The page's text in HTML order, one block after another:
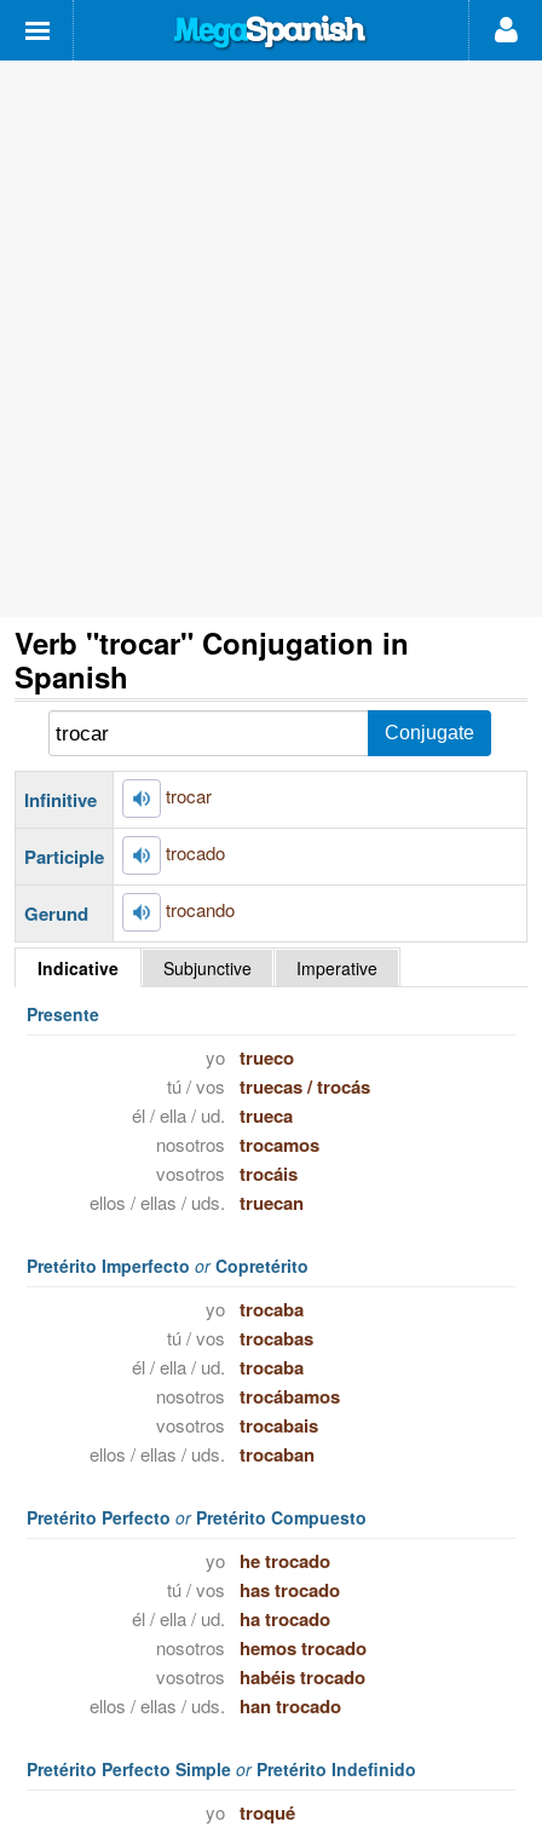
Verb "trocar" Conjugation in
Spanish
Infinitive trocar
Participle trocado
Gerund trocando
Indicative Subjunctive
Imperative
Presente
yo trueco
tú / vos truecas/trocás
él / ella / ud. trueca
nosotros trocamos
vosotros trocáis
ellos / ellas / uds. truecan
Pretérito Imperfecto orCopretérito
yo trocaba
tú / vos trocabas
él / ella / ud. trocaba
nosotros trocábamos
vosotros trocabais
ellos / ellas / uds. trocaban
Pretérito Perfecto orPretérito Compuesto
yo he trocado
tú / vos has trocado
él / ella / ud. ha trocado
nosotros hemos trocado
vosotros habéis trocado
ellos / ellas / uds. han trocado
Pretérito Perfecto Simple orPretérito Indefinido
yo troqué